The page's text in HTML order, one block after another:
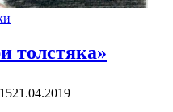
толстяка»
21.04.2019